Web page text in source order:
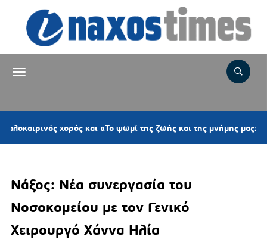
χορός και «Το ψωμί της ζωής και της μνήμης μας» 4
Νάξος: Νέα συνεργασία του
Νοσοκομείου με τον Γενικό
Χειρουργό Χάννα Ηλία